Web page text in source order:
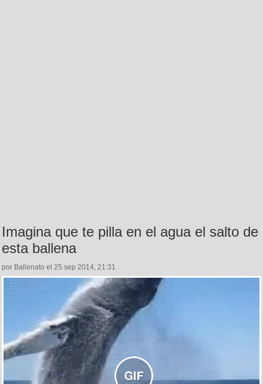
Imagina que te pilla en el agua el salto de
esta ballena
por Ballenato el 25 sep 2014, 21:31